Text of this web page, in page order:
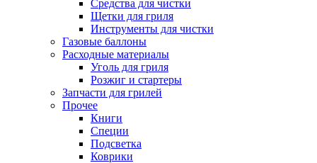
Средства для чистки
Щетки для гриля
Инструменты для чистки
Газовые баллоны
Расходные материалы
Уголь для гриля
Розжиг и стартеры
Запчасти для грилей
Прочее
Книги
Специи
Подсветка
Коврики